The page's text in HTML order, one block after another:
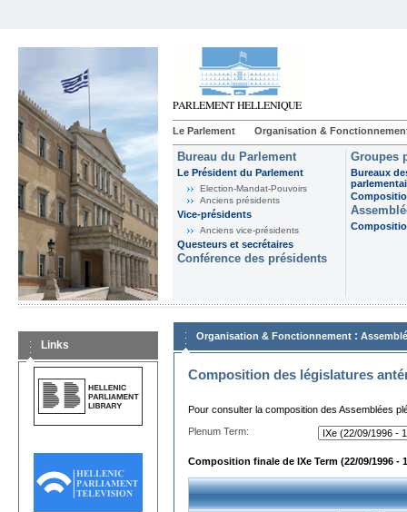
Le Parlement Organisation &
Bureau du Parlement
Le Président du Parlement
Election-Mandat-Pouvoirs
Anciens présidents
Vice-présidents
Anciens vice-présidents
Questeurs et secrétaires
Conférence des présidents
Groupes
Bureaux
Links
Organisation & Fonctionnement :
Composition des législatures
Pour consulter la composition des Assemblées
Plenum Term:
Composition finale de IXe Term (22/09/1996 -